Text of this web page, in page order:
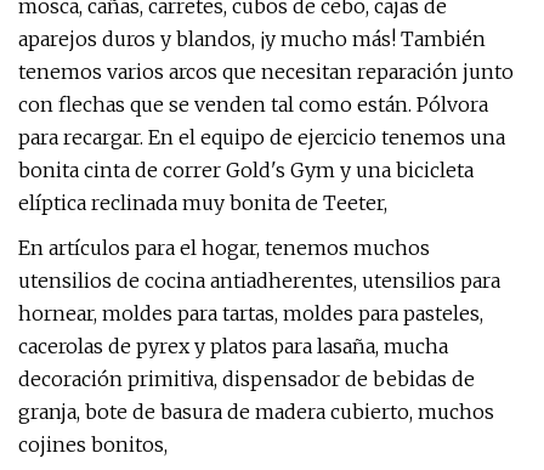
mosca, cañas, carretes, cubos de cebo, cajas de
aparejos duros y blandos, ¡y mucho más! También
tenemos varios arcos que necesitan reparación junto
con flechas que se venden tal como están. Pólvora
para recargar. En el equipo de ejercicio tenemos una
bonita cinta de correr Gold's Gym y una bicicleta
elíptica reclinada muy bonita de Teeter,
En artículos para el hogar, tenemos muchos
utensilios de cocina antiadherentes, utensilios para
hornear, moldes para tartas, moldes para pasteles,
cacerolas de pyrex y platos para lasaña, mucha
decoración primitiva, dispensador de bebidas de
granja, bote de basura de madera cubierto, muchos
cojines bonitos,